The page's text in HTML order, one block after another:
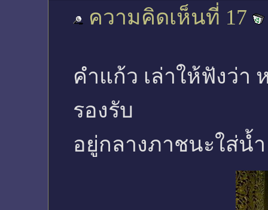
ความคิดเห็นที่ 17
คำแก้ว เล่าให้ฟังว่า
รองรับ
อยู่กลางภาชนะใส่น้ำ